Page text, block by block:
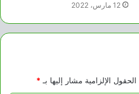
12 مارس، 2022
الحقول الإلزامية مشار إليها بـ*